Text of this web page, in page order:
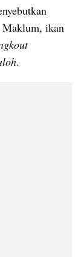
Maklum, ikan
.